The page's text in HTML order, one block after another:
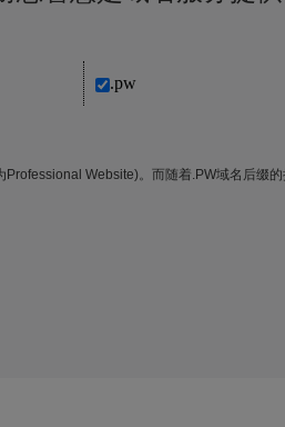
.pw
Website)。而随着.PW域名后缀